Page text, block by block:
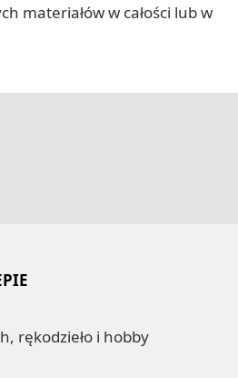
materiałów w całości lub w
rękodzieło i hobby